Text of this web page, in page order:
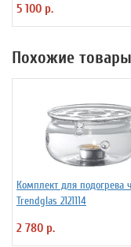
5 100 р.
Похожие товары
Комплект для подогрева
Trendglas 2121114
2 780 р.